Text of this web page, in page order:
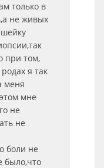
только в
не живых
при том,
я так
меня
мне
не
не
боли не
было,что